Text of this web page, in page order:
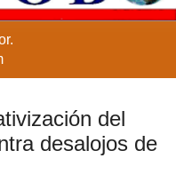
del
desalojos de